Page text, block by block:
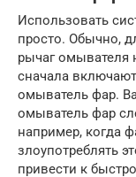
Использовать
просто. Обычно,
рычаг омывателя
сначала
омыватель фар.
омыватель фар
например, когда
злоупотреблять
привести к